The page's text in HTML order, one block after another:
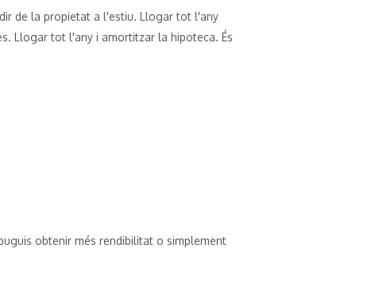
de la propietat a l'estiu. Llogar tot l'any
Llogar tot l'any i amortitzar la hipoteca. És
obtenir més rendibilitat o simplement